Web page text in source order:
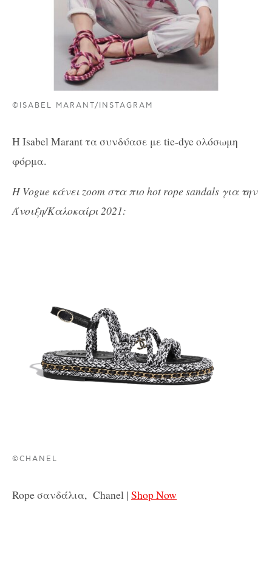
©ISABEL MARANT/INSTAGRAM
H Isabel Marant τα συνδύασε με tie-dye ολόσωμη
φόρμα.
H Vogue κάνει zoom στα πιο hot rope sandals για την
Άνοιξη/Καλοκαίρι 2021:
©CHANEL
Rope σανδάλια, Chanel | Shop Now